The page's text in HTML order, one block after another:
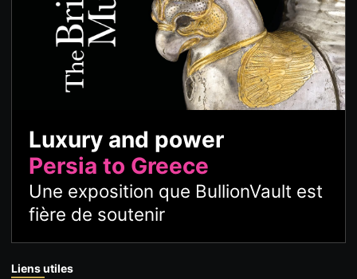
Luxury and power
Persia to Greece
Une exposition que BullionVault est
fière de soutenir
Liens utiles